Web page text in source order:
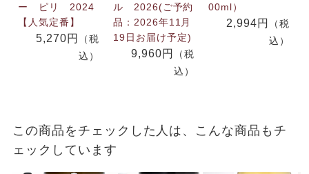
ー ピリ 2024
【人気定番】
5,270円
（税
込）
ル 2026(ご予約
品：2026年11月
19日お届け予定)
9,960円
（税
込）
00ml）
2,994円
（税
込）
この商品をチェックした人は、こんな商品もチ
ェックしています